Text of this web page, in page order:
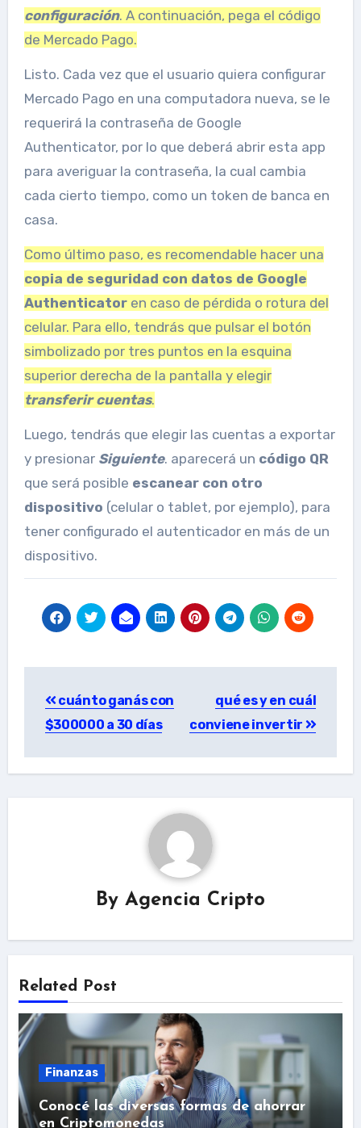
configuración. A continuación, pega el código
de Mercado Pago.
Listo. Cada vez que el usuario quiera configurar
Mercado Pago en una computadora nueva, se le
requerirá la contraseña de Google
Authenticator, por lo que deberá abrir esta app
para averiguar la contraseña, la cual cambia
cada cierto tiempo, como un token de banca en
casa.
Como último paso, es recomendable hacer una
copia de seguridad con datos de Google
Authenticatoren caso de pérdida o rotura del
celular. Para ello, tendrás que pulsar el botón
simbolizado por tres puntos en la esquina
superior derecha de la pantalla y elegir
transferir cuentas.
Luego, tendrás que elegir las cuentas a exportar
y presionar Siguiente. aparecerá un código QR
que será posible escanear con otro
dispositivo (celular o tablet, por ejemplo), para
tener configurado el autenticador en más de un
dispositivo.
navigation
cuánto ganás con
$300000 a 30 días
qué es y en cuál
conviene invertir
By Agencia Cripto
Related Post
Finanzas
Conocé las diversas formas de ahorrar
en Criptomonedas